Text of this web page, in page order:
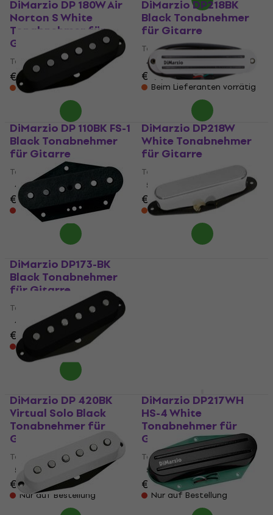
DiMarzio DP 180W Air
Norton S White
Tonabnehmer für
Gitarre
Tonabnehmer für Gitarre
€ 111
Auf dem Weg
DiMarzio DP218BK
Black Tonabnehmer
für Gitarre
Tonabnehmer für Gitarre
4,8 /5
€ 99
Beim Lieferanten vorrätig
DiMarzio DP 110BK FS-1
Black Tonabnehmer
für Gitarre
Tonabnehmer für Gitarre
4,5/5
€ 79
Nur auf Bestellung
DiMarzio DP218W
White Tonabnehmer
für Gitarre
Tonabnehmer für Gitarre
5 /5
€ 109€ 111
Beim Lieferanten vorrätig
DiMarzio DP173-BK
Black Tonabnehmer
für Gitarre
Tonabnehmer für Gitarre
4,8 /5
€ 89€ 92,30
Nur auf Bestellung
DiMarzio DP 420BK
Virtual Solo Black
Tonabnehmer für
Gitarre
Tonabnehmer für Gitarre
5
€ 111
Nur auf Bestellung
DiMarzio DP217WH
HS-4 White
Tonabnehmer für
Gitarre
Tonabnehmer für Gitarre
5/5
€ 93,20
Nur auf Bestellung